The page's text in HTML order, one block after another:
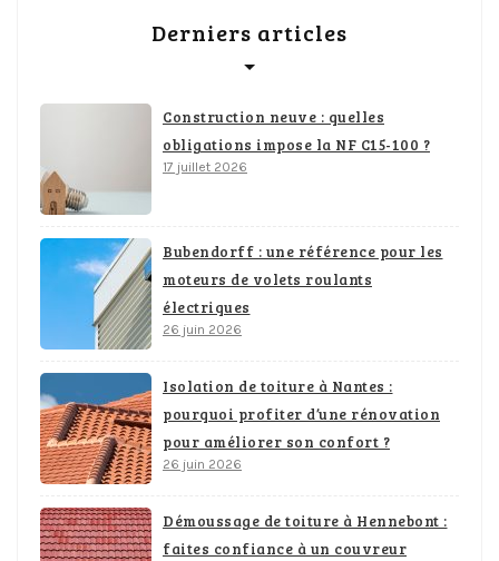
Derniers articles
Construction neuve : quelles
obligations impose la NF C15-100 ?
17 juillet 2026
Bubendorff : une référence pour les
moteurs de volets roulants
électriques
26 juin 2026
Isolation de toiture à Nantes :
pourquoi profiter d’une rénovation
pour améliorer son confort ?
26 juin 2026
Démoussage de toiture à Hennebont :
faites confiance à un couvreur